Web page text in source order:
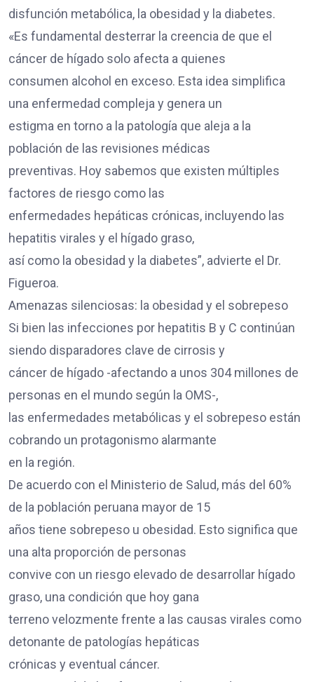
disfunción metabólica, la obesidad y la diabetes.
«Es fundamental desterrar la creencia de que el
cáncer de hígado solo afecta a quienes
consumen alcohol en exceso. Esta idea simplifica
una enfermedad compleja y genera un
estigma en torno a la patología que aleja a la
población de las revisiones médicas
preventivas. Hoy sabemos que existen múltiples
factores de riesgo como las
enfermedades hepáticas crónicas, incluyendo las
hepatitis virales y el hígado graso,
así como la obesidad y la diabetes”, advierte el Dr.
Figueroa.
Amenazas silenciosas: la obesidad y el sobrepeso
Si bien las infecciones por hepatitis B y C continúan
siendo disparadores clave de cirrosis y
cáncer de hígado -afectando a unos 304 millones de
personas en el mundo según la OMS-,
las enfermedades metabólicas y el sobrepeso están
cobrando un protagonismo alarmante
en la región.
De acuerdo con el Ministerio de Salud, más del 60%
de la población peruana mayor de 15
años tiene sobrepeso u obesidad. Esto significa que
una alta proporción de personas
convive con un riesgo elevado de desarrollar hígado
graso, una condición que hoy gana
terreno velozmente frente a las causas virales como
detonante de patologías hepáticas
crónicas y eventual cáncer.